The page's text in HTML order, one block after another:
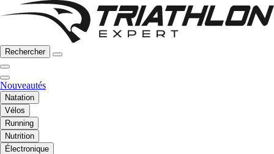
Rechercher
Nouveautés
Natation
Vélos
Running
Nutrition
Électronique